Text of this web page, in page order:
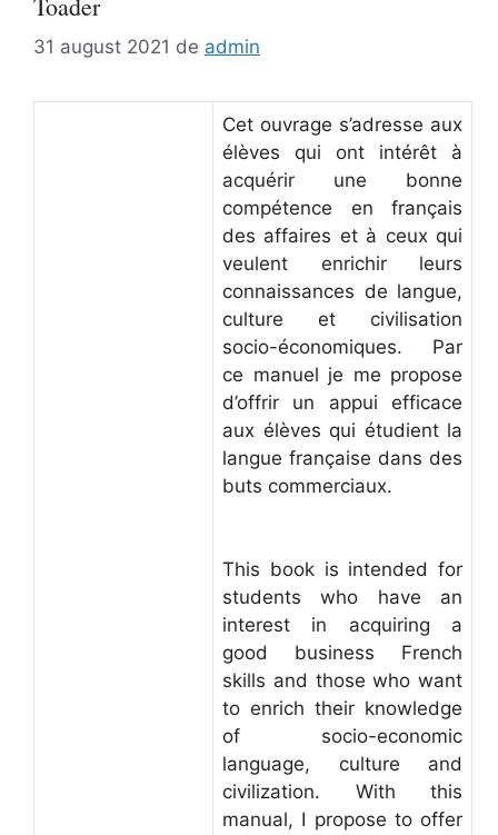
31 august 2021 de admin
Cet ouvrage s’adresse aux
élèves qui ont intérêt à
acquérir une bonne
compétence en français
des affaires et à ceux qui
veulent enrichir leurs
connaissances de langue,
culture et civilisation
socio-économiques. Par
ce manuel je me propose
d’offrir un appui efficace
aux élèves qui étudient la
langue française dans des
buts commerciaux.
This book is intended for
students who have an
interest in acquiring a
good business French
skills and those who want
to enrich their knowledge
of socio-economic
language, culture and
civilization. With this
manual, I propose to offer